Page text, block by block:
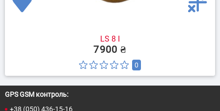
LS 8 I
7900 ₴
0